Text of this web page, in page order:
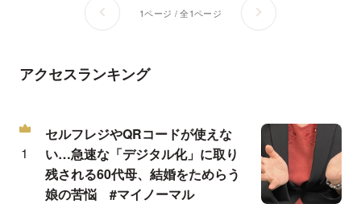
1ページ / 全1ページ
アクセスランキング
セルフレジやQRコードが使えな
い…急速な「デジタル化」に取り
残される60代母、結婚をためらう
娘の苦悩 #マイノーマル